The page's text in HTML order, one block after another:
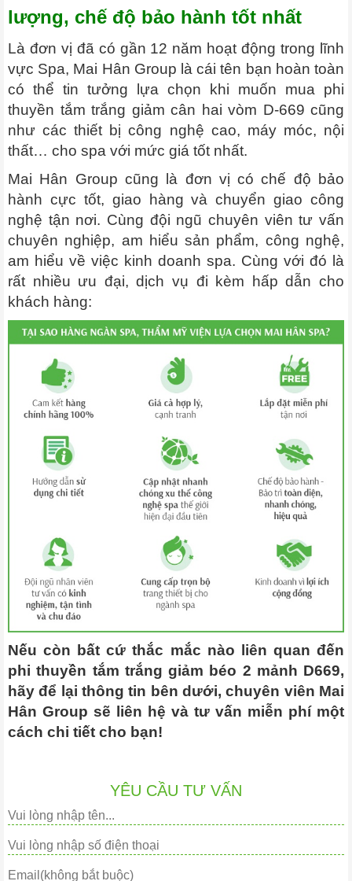
lượng, chế độ bảo hành tốt nhất
Là đơn vị đã có gần 12 năm hoạt động trong lĩnh
vực Spa, Mai Hân Group là cái tên bạn hoàn toàn
có thể tin tưởng lựa chọn khi muốn mua phi
thuyền tắm trắng giảm cân hai vòm D-669 cũng
như các thiết bị công nghệ cao, máy móc, nội
thất… cho spa với mức giá tốt nhất.
Mai Hân Group cũng là đơn vị có chế độ bảo
hành cực tốt, giao hàng và chuyển giao công
nghệ tận nơi. Cùng đội ngũ chuyên viên tư vấn
chuyên nghiệp, am hiểu sản phẩm, công nghệ,
am hiểu về việc kinh doanh spa. Cùng với đó là
rất nhiều ưu đại, dịch vụ đi kèm hấp dẫn cho
khách hàng:
Nếu còn bất cứ thắc mắc nào liên quan đến
phi thuyền tắm trắng giảm béo 2 mảnh D669,
hãy để lại thông tin bên dưới, chuyên viên Mai
Hân Group sẽ liên hệ và tư vấn miễn phí một
cách chi tiết cho bạn!
YÊU CẦU TƯ VẤN